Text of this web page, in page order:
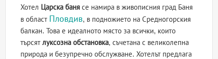
Хотел Царска баня се намира в живописния град Баня
в област Пловдив, в подножието на Средногорския
балкан. Това е идеалното място за всички, които
търсятлуксозна обстановка, съчетана с великолепна
природа и безупречно обслужване. Хотелът предлага